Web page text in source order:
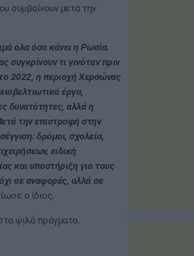
συμβαίνουν μετά την
όλα όσα κάνει η Ρωσία.
συγκρίνουν τι γινόταν πριν
2022, η περιοχή Χερσώνας
έργα,
δυνατότητες, αλλά η
την επιστροφή στην
δρόμοι, σχολεία,
ειδική
και υποστήριξη για τους
σε αναφορές, αλλά σε
ο ίδιος.
ψιλά πράγματα.